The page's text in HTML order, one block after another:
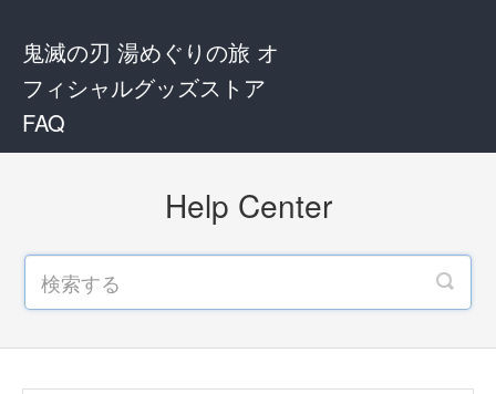
鬼滅の刃 湯めぐりの旅 オ
フィシャルグッズストア
FAQ
Help Center